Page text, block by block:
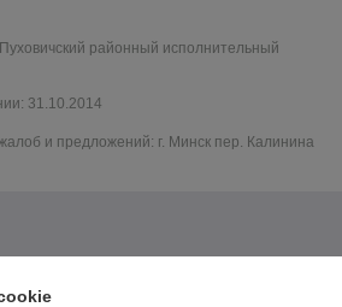
районный исполнительный
31.10.2014
и предложений: г. Минск пер. Калинина